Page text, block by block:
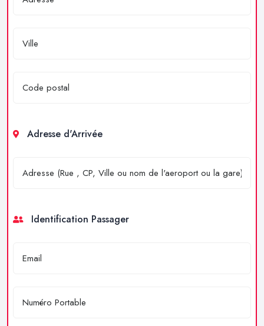
Adresse d'Arrivée
Identification Passager